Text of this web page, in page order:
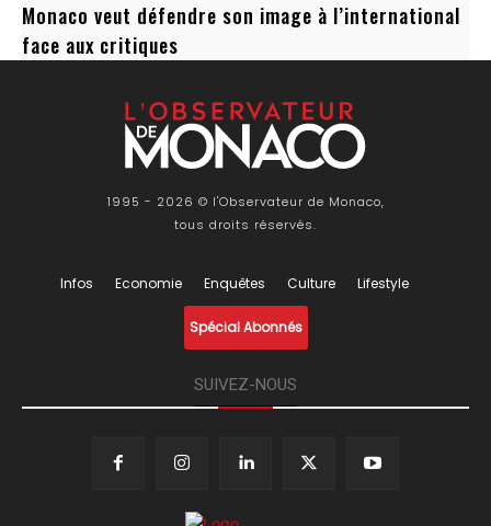
Monaco veut défendre son image à l’international
face aux critiques
1995 - 2026 © l'Observateur de Monaco,
tous droits réservés.
Infos Economie Enquêtes Culture Lifestyle
Spécial Abonnés
SUIVEZ-NOUS